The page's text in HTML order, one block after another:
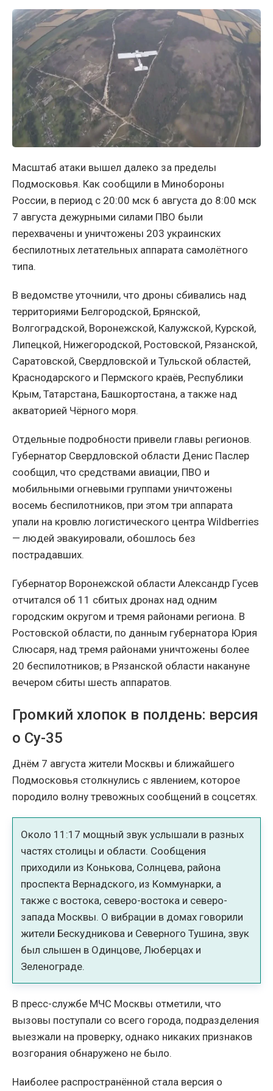
Масштаб атаки вышел далеко за пределы
Подмосковья. Как сообщили в Минобороны
России, в период с 20:00 мск 6 августа до 8:00 мск
7 августа дежурными силами ПВО были
перехвачены и уничтожены 203 украинских
беспилотных летательных аппарата самолётного
типа.
В ведомстве уточнили, что дроны сбивались над
территориями Белгородской, Брянской,
Волгоградской, Воронежской, Калужской, Курской,
Липецкой, Нижегородской, Ростовской, Рязанской,
Саратовской, Свердловской и Тульской областей,
Краснодарского и Пермского краёв, Республики
Крым, Татарстана, Башкортостана, а также над
акваторией Чёрного моря.
Отдельные подробности привели главы регионов.
Губернатор Свердловской области Денис Паслер
сообщил, что средствами авиации, ПВО и
мобильными огневыми группами уничтожены
восемь беспилотников, при этом три аппарата
упали на кровлю логистического центра Wildberries
— людей эвакуировали, обошлось без
пострадавших.
Губернатор Воронежской области Александр Гусев
отчитался об 11 сбитых дронах над одним
городским округом и тремя районами региона. В
Ростовской области, по данным губернатора Юрия
Слюсаря, над тремя районами уничтожены более
20 беспилотников; в Рязанской области накануне
вечером сбиты шесть аппаратов.
Громкий хлопок в полдень: версия
о Су-35
Днём 7 августа жители Москвы и ближайшего
Подмосковья столкнулись с явлением, которое
породило волну тревожных сообщений в соцсетях.
Около 11:17 мощный звук услышали в разных
частях столицы и области. Сообщения
приходили из Конькова, Солнцева, района
проспекта Вернадского, из Коммунарки, а
также с востока, северо-востока и северо-
запада Москвы. О вибрации в домах говорили
жители Бескудникова и Северного Тушина, звук
был слышен в Одинцове, Люберцах и
Зеленограде.
В пресс-службе МЧС Москвы отметили, что
вызовы поступали со всего города, подразделения
выезжали на проверку, однако никаких признаков
возгорания обнаружено не было.
Наиболее распространённой стала версия о